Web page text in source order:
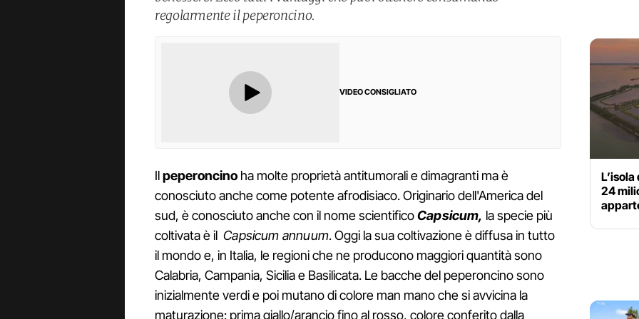
regolarmente il peperoncino.
VIDEO CONSIGLIATO
Ilpeperoncino ha molte proprietà antitumorali e dimagranti ma è
conosciuto anche come potente afrodisiaco. Originario dell'America del
sud, è conosciuto anche con il nome scientificoCapsicum, la specie più
coltivata è il Capsicum annuum. Oggi la sua coltivazione è diffusa in tutto
il mondo e, in Italia, le regioni che ne producono maggiori quantità sono
Calabria, Campania, Sicilia e Basilicata. Le bacche del peperoncino sono
inizialmente verdi e poi mutano di colore man mano che si avvicina la
maturazione: prima giallo/arancio fino al rosso, colore conferito dalla
24